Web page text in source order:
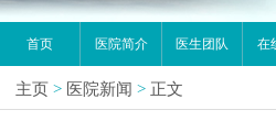
首页 医院简介 医生团队 在
主页 > 医院新闻 > 正文